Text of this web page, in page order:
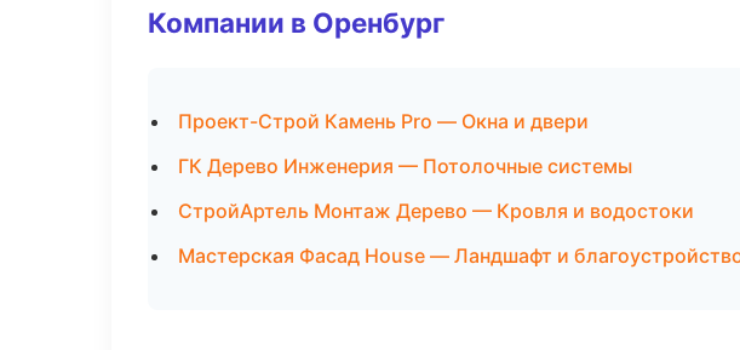
Компании в Оренбург
Проект-Строй Камень Pro — Окна и двери
ГК Дерево Инженерия — Потолочные системы
СтройАртель Монтаж Дерево — Кровля и водостоки
Мастерская Фасад House — Ландшафт и